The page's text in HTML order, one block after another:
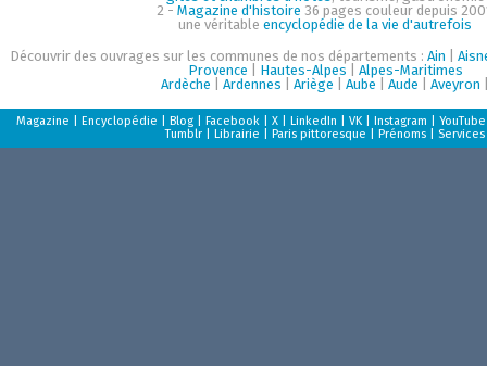
2 - Magazine d'histoire 36 pages couleur depuis
une véritableencyclopédie de la vie d'autrefois
Découvrir des ouvrages sur les communes de nos départements :Ain |
Provence
Hautes-Alpes
Alpes-Maritimes
Ardèche |Ardennes |Ariège |Aube |Aude |Aveyron
Magazine |Encyclopédie |Blog |Facebook |X |LinkedIn |VK |Instagram |YouTube
Tumblr |Librairie |Paris pittoresque |Prénoms Services